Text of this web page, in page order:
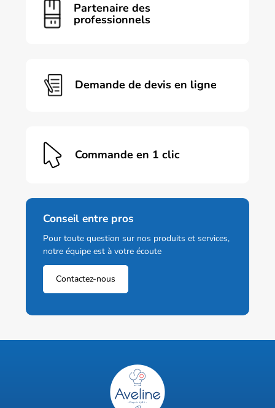
options
peuvent
Partenaire des
professionnels
Demande de devis en ligne
Commande en 1 clic
Conseil entre pros
Pour toute question sur nos produits et services,
notre équipe est à votre écoute
Contactez-nous